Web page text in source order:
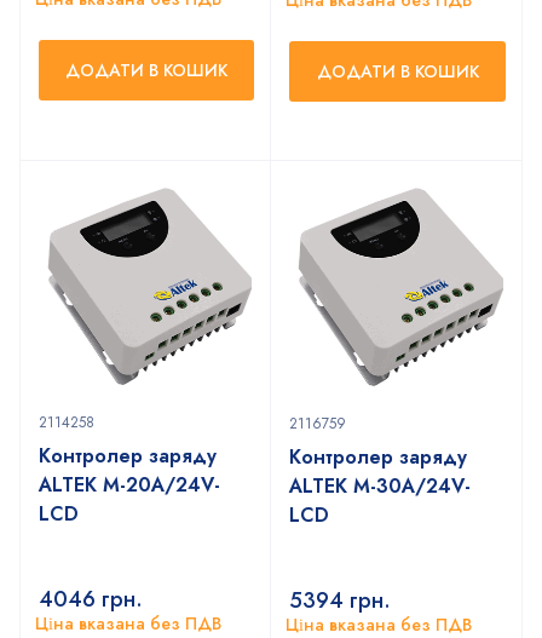
ДОДАТИ В КОШИК ДОДАТИ В КОШИК
2114258
Контролер заряду
ALTEK M-20А/24V-
LCD
4046 грн.
Ціна вказана без ПДВ
2116759
Контролер заряду
ALTEK M-30А/24V-
LCD
5394 грн.
Ціна вказана без ПДВ